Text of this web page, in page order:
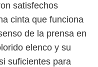
satisfechos
cinta que funciona
de la prensa en
elenco y su
suficientes para